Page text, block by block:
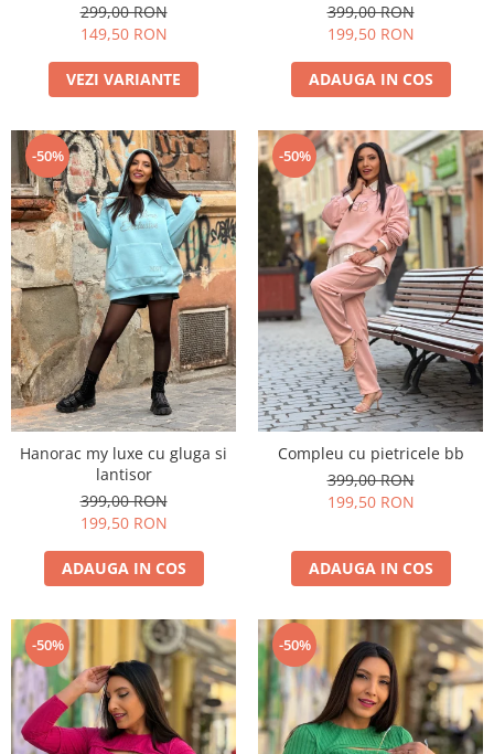
299,00 RON
149,50 RON
VEZI VARIANTE
399,00 RON
199,50 RON
ADAUGA IN COS
-50%
Hanorac my luxe cu gluga si
lantisor
399,00 RON
199,50 RON
ADAUGA IN COS
-50%
Compleu cu pietricele bb
399,00 RON
199,50 RON
ADAUGA IN COS
-50% -50%